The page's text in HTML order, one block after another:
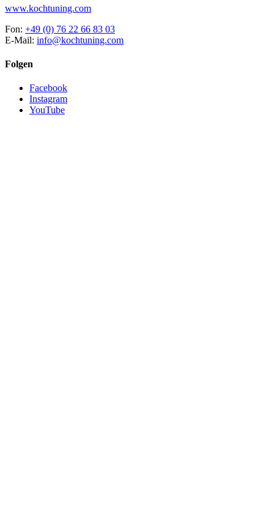
www.kochtuning.com
Fon: +49 (0) 76 22 66 83 03
E-Mail: info@kochtuning.com
Folgen
Facebook
Instagram
YouTube